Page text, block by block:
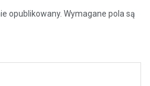
opublikowany. Wymagane pola są